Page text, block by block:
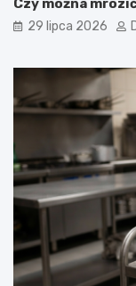
Czy można
29 lipca 2026